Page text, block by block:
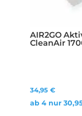
AIR2GO
CleanAir
34,95 €
ab 4 nur